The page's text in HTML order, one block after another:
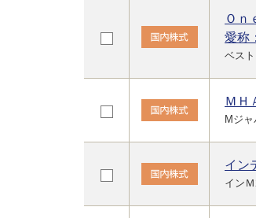
Ｏｎ
愛称
ベス
ＭＨ
Mジャ
イン
イン